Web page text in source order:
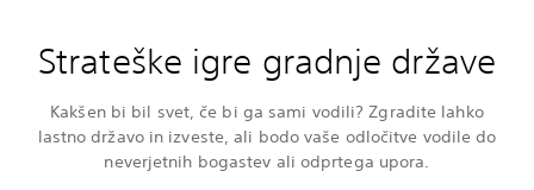
Strateške igre gradnje države
Kakšen bi bil svet, če bi ga sami vodili? Zgradite lahko
lastno državo in izveste, ali bodo vaše odločitve vodile do
neverjetnih bogastev ali odprtega upora.